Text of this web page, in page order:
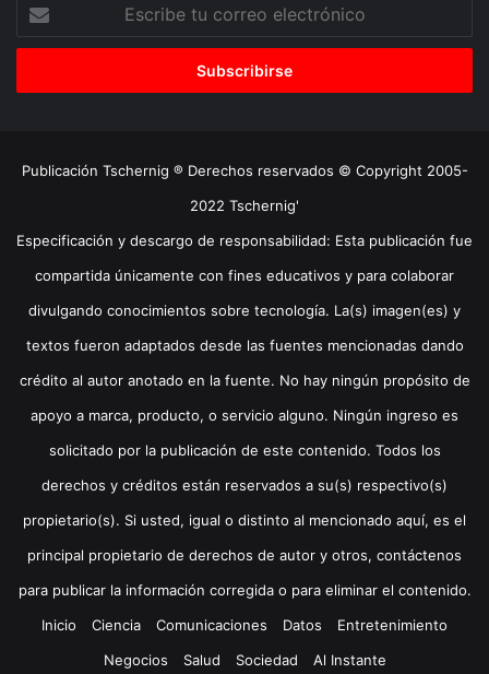
correo
Publicación Tschernig ® Derechos reservados © Copyright 2005-
2022 Tschernig'
Especificación y descargo de responsabilidad: Esta publicación fue
compartida únicamente con fines educativos y para colaborar
divulgando conocimientos sobre tecnología. La(s) imagen(es) y
textos fueron adaptados desde las fuentes mencionadas dando
crédito al autor anotado en la fuente. No hay ningún propósito de
apoyo a marca, producto, o servicio alguno. Ningún ingreso es
solicitado por la publicación de este contenido. Todos los
derechos y créditos están reservados a su(s) respectivo(s)
propietario(s). Si usted, igual o distinto al mencionado aquí, es el
principal propietario de derechos de autor y otros, contáctenos
para publicar la información corregida o para eliminar el contenido.
Inicio
Ciencia Comunicaciones Datos
Entretenimiento
Negocios
Salud Sociedad Al Instante